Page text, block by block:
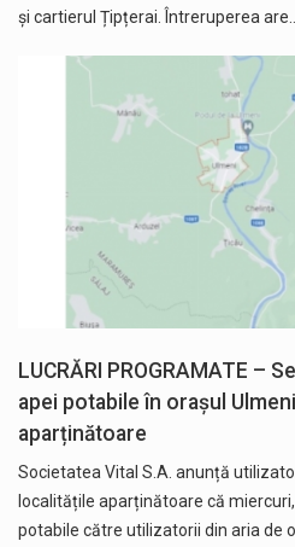
și cartierul Țipțerai. Întreruperea are…
LUCRĂRI PROGRAMATE –
apei potabile în orașul
aparținătoare
Societatea Vital S.A. anunță
localitățile aparținătoare că
potabile către utilizatorii din aria de